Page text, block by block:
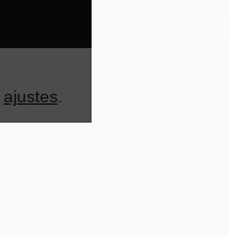
ajustes.